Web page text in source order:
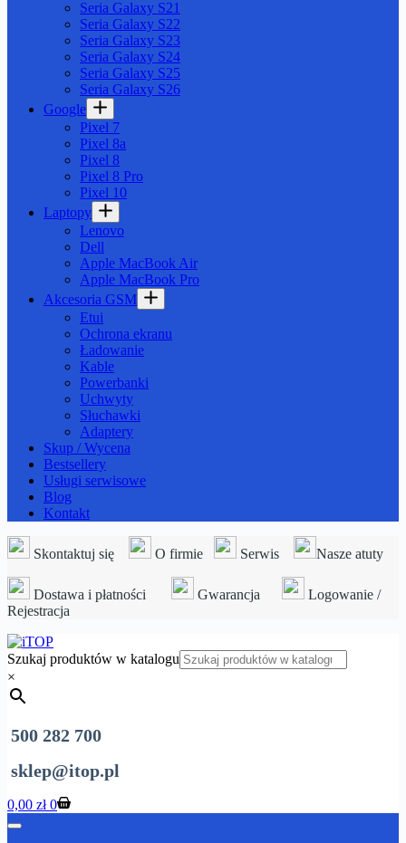
Seria Galaxy S21
Seria Galaxy S22
Seria Galaxy S23
Seria Galaxy S24
Seria Galaxy S25
Seria Galaxy S26
Google
Pixel 7
Pixel 8a
Pixel 8
Pixel 8 Pro
Pixel 10
Laptopy
Lenovo
Dell
Apple MacBook Air
Apple MacBook Pro
Akcesoria GSM
Etui
Ochrona ekranu
Ładowanie
Kable
Powerbanki
Uchwyty
Słuchawki
Adaptery
Skup / Wycena
Bestsellery
Usługi serwisowe
Blog
Kontakt
Skontaktuj się O firmie Serwis Nasze atuty
Dostawa i płatności Gwarancja
Logowanie /
Rejestracja
Szukaj produktów w katalogu
×
500 282 700
sklep@itop.pl
Koszyk
0,00 zł 0